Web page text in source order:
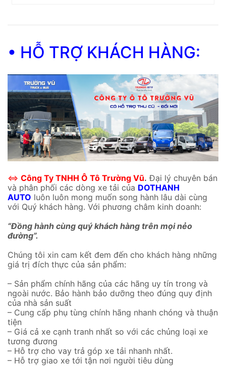
• HỖ TRỢ KHÁCH HÀNG:
⇔ Công Ty TNHH Ô Tô Trường Vũ. Đại lý chuyên bán
và phân phối các dòng xe tải của DOTHANH
AUTO luôn luôn mong muốn song hành lâu dài cùng
với Quý khách hàng. Với phương châm kinh doanh:
“Đồng hành cùng quý khách hàng trên mọi nẻo
đường”.
Chúng tôi xin cam kết đem đến cho khách hàng những
giá trị đích thực của sản phẩm:
– Sản phẩm chính hãng của các hãng uy tín trong và
ngoài nước. Bảo hành bảo dưỡng theo đúng quy định
của nhà sản suất
– Cung cấp phụ tùng chính hãng nhanh chóng và thuận
tiện
– Giá cả xe cạnh tranh nhất so với các chủng loại xe
tương đương
– Hỗ trợ cho vay trả góp xe tải nhanh nhất.
– Hỗ trợ giao xe tới tận nơi người tiêu dùng